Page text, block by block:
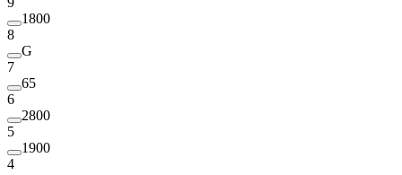
1800
8
G
7
65
6
2800
5
1900
4